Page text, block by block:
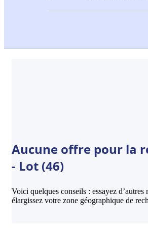
Aucune offre pour la
- Lot (46)
Voici quelques conseils : essayez
élargissez votre zone géographique de